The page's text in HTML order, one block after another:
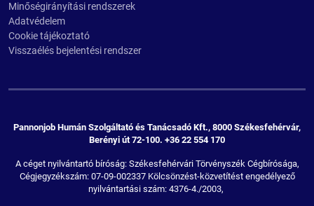
Minőségirányítási rendszerek
Adatvédelem
Cookie tájékoztató
Visszaélés bejelentési rendszer
Pannonjob Humán Szolgáltató és Tanácsadó Kft., 8000 Székesfehérvár,
Berényi út 72-100. +36 22 554 170
A céget nyilvántartó bíróság: Székesfehérvári Törvényszék Cégbírósága,
Cégjegyzékszám: 07-09-002337 Kölcsönzést-közvetítést engedélyező
nyilvántartási szám: 4376-4./2003,